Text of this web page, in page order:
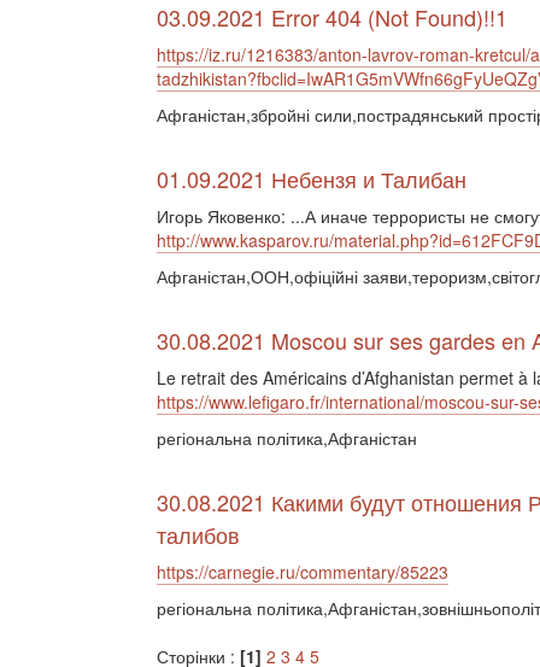
03.09.2021 Error 404 (Not Found)!!1
https://iz.ru/1216383/anton-lavrov-roman-
Афганістан,збройні сили,пострадянський
01.09.2021 Небензя и Талибан
Игорь Яковенко: ...А иначе террористы не
http://www.kasparov.ru/
Афганістан,ООН,офіційні
30.08.2021 Moscou sur ses gardes en
Le retrait des Américains d’Afghanistan permet
https://www.lefigaro.fr/international/moscou-sur-
регіональна політика,Афганістан
30.08.2021 Какими будут отношения
талибов
https://carnegie.ru/commentary/85223
регіональна
Сторінки : [1] 2 3 4 5